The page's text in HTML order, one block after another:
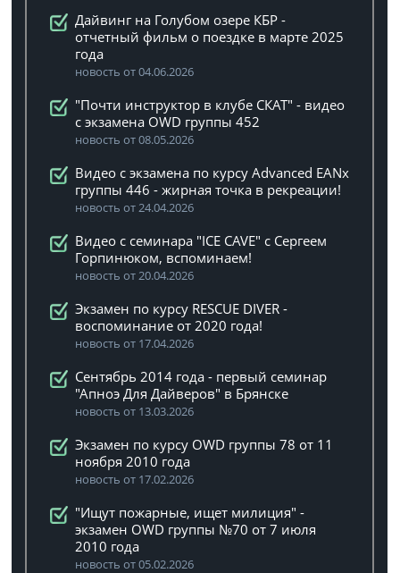
Дайвинг на Голубом озере КБР -
отчетный фильм о поездке в марте 2025
года
новость от 04.06.2026
"Почти инструктор в клубе СКАТ" - видео
с экзамена OWD группы 452
новость от 08.05.2026
Видео с экзамена по курсу Advanced EANx
группы 446 - жирная точка в рекреации!
новость от 24.04.2026
Видео с семинара "ICE CAVE" с Сергеем
Горпинюком, вспоминаем!
новость от 20.04.2026
Экзамен по курсу RESCUE DIVER -
воспоминание от 2020 года!
новость от 17.04.2026
Сентябрь 2014 года - первый семинар
"Апноэ Для Дайверов" в Брянске
новость от 13.03.2026
Экзамен по курсу OWD группы 78 от 11
ноября 2010 года
новость от 17.02.2026
"Ищут пожарные, ищет милиция" -
экзамен OWD группы №70 от 7 июля
2010 года
новость от 05.02.2026